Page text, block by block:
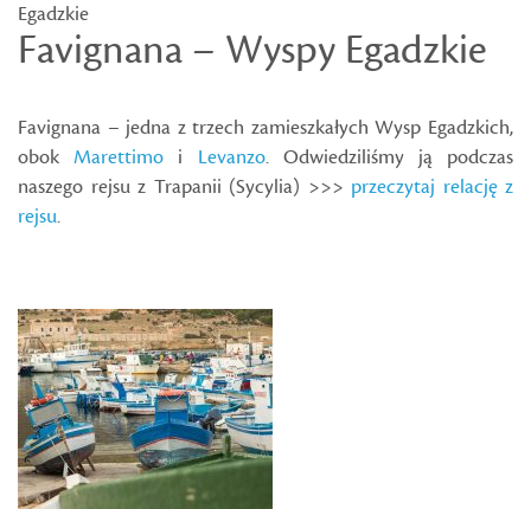
Egadzkie
Favignana – Wyspy Egadzkie
Favignana – jedna z trzech zamieszkałych Wysp Egadzkich,
obokMarettimo i Levanzo. Odwiedziliśmy ją podczas
naszego rejsu z Trapanii (Sycylia) >>> przeczytaj relację z
rejsu.